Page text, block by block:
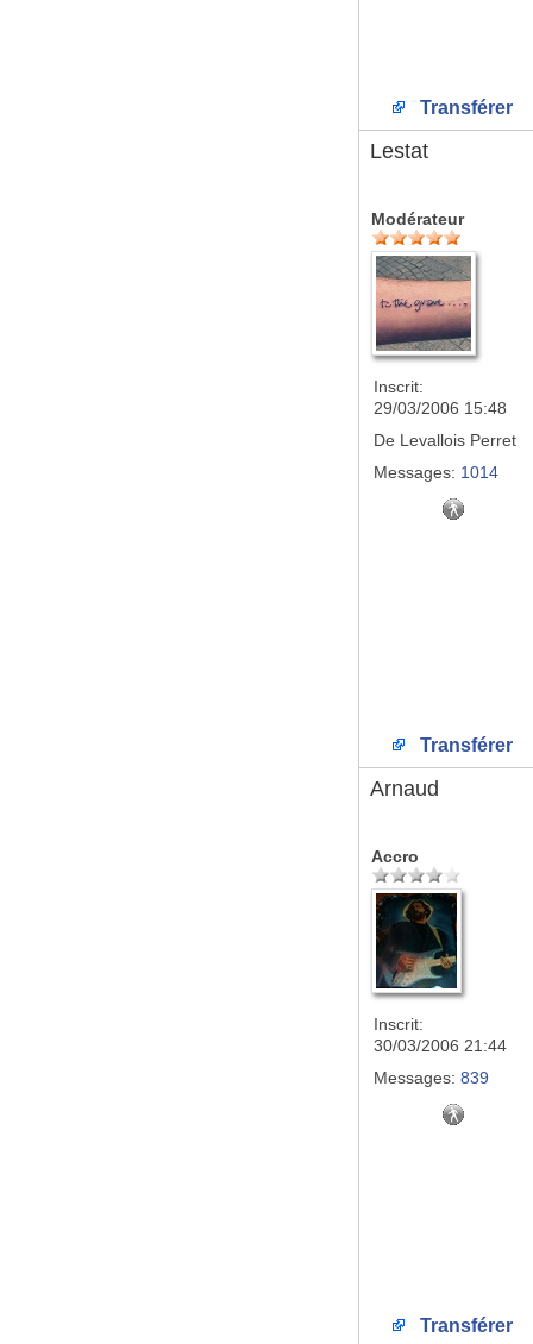
Transférer
Lestat
Modérateur
Inscrit:
29/03/2006 15:48
De Levallois Perret
Messages: 1014
Transférer
Arnaud
Accro
Inscrit:
30/03/2006 21:44
Messages: 839
Transférer